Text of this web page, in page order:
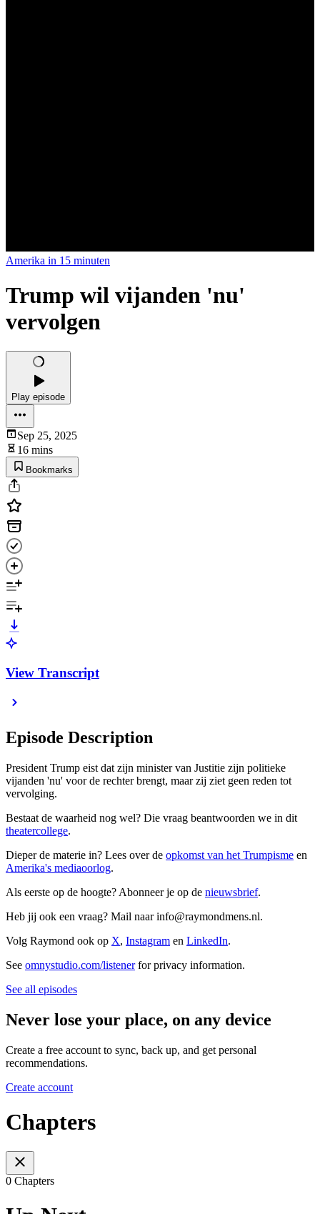
Amerika in 15 minuten
Trump wil vijanden 'nu'
vervolgen
Play episode
Sep 25, 2025
16 mins
Bookmarks
View Transcript
Episode Description
President Trump eist dat zijn minister van Justitie zijn politieke
vijanden 'nu' voor de rechter brengt, maar zij ziet geen reden tot
vervolging.
Bestaat de waarheid nog wel? Die vraag beantwoorden we in dit
⁠⁠⁠⁠⁠⁠⁠⁠⁠⁠⁠⁠⁠⁠⁠⁠⁠⁠⁠⁠⁠⁠⁠⁠⁠⁠⁠⁠⁠⁠⁠⁠⁠⁠⁠⁠⁠⁠⁠⁠⁠⁠⁠⁠⁠⁠⁠⁠⁠⁠⁠⁠⁠⁠⁠⁠⁠⁠⁠⁠⁠⁠⁠⁠⁠⁠⁠⁠⁠⁠⁠⁠⁠⁠⁠⁠⁠⁠⁠⁠⁠⁠⁠⁠⁠⁠⁠⁠⁠⁠⁠theatercollege⁠⁠⁠⁠⁠⁠⁠⁠⁠⁠⁠⁠⁠⁠⁠⁠⁠⁠⁠⁠⁠⁠⁠⁠⁠⁠⁠⁠⁠⁠⁠⁠⁠⁠⁠⁠⁠⁠⁠⁠⁠⁠⁠⁠⁠⁠⁠⁠⁠⁠⁠⁠⁠⁠⁠⁠⁠⁠⁠⁠⁠⁠⁠⁠⁠⁠⁠⁠⁠⁠⁠⁠⁠⁠⁠⁠⁠⁠⁠⁠⁠⁠⁠⁠⁠⁠⁠⁠⁠⁠⁠.
Dieper de materie in? Lees over de ⁠⁠⁠⁠⁠⁠⁠⁠⁠⁠⁠⁠⁠⁠⁠⁠⁠⁠⁠⁠⁠⁠⁠⁠⁠⁠⁠⁠⁠⁠⁠⁠⁠⁠⁠⁠⁠⁠⁠⁠⁠⁠⁠⁠⁠⁠⁠⁠⁠⁠⁠⁠⁠⁠⁠⁠⁠⁠⁠⁠⁠⁠⁠⁠⁠⁠⁠⁠⁠⁠⁠⁠⁠⁠⁠⁠⁠⁠⁠⁠⁠⁠⁠⁠⁠⁠⁠⁠⁠⁠⁠opkomst van het Trumpisme⁠⁠⁠⁠⁠⁠⁠⁠⁠⁠⁠⁠⁠⁠⁠⁠⁠⁠⁠⁠⁠⁠⁠⁠⁠⁠⁠⁠⁠⁠⁠⁠⁠⁠⁠⁠⁠⁠⁠⁠⁠⁠⁠⁠⁠⁠⁠⁠⁠⁠⁠⁠⁠⁠⁠⁠⁠⁠⁠⁠⁠⁠⁠⁠⁠⁠⁠⁠⁠⁠⁠⁠⁠⁠⁠⁠⁠⁠⁠⁠⁠⁠⁠⁠⁠⁠⁠⁠⁠⁠⁠ en
⁠⁠⁠⁠⁠⁠⁠⁠⁠⁠⁠⁠⁠⁠⁠⁠⁠⁠⁠⁠⁠⁠⁠⁠⁠⁠⁠⁠⁠⁠⁠⁠⁠⁠⁠⁠⁠⁠⁠⁠⁠⁠⁠⁠⁠⁠⁠⁠⁠⁠⁠⁠⁠⁠⁠⁠⁠⁠⁠⁠⁠⁠⁠⁠⁠⁠⁠⁠⁠⁠⁠⁠⁠⁠⁠⁠⁠⁠⁠⁠⁠⁠⁠⁠⁠⁠⁠⁠⁠⁠⁠Amerika's mediaoorlog⁠⁠⁠⁠⁠⁠⁠⁠⁠⁠⁠⁠⁠⁠⁠⁠⁠⁠⁠⁠⁠⁠⁠⁠⁠⁠⁠⁠⁠⁠⁠⁠⁠⁠⁠⁠⁠⁠⁠⁠⁠⁠⁠⁠⁠⁠⁠⁠⁠⁠⁠⁠⁠⁠⁠⁠⁠⁠⁠⁠⁠⁠⁠⁠⁠⁠⁠⁠⁠⁠⁠⁠⁠⁠⁠⁠⁠⁠⁠⁠⁠⁠⁠⁠⁠⁠⁠⁠⁠⁠⁠.
Als eerste op de hoogte? Abonneer je op de ⁠⁠⁠⁠⁠⁠⁠⁠⁠⁠⁠⁠⁠⁠⁠⁠⁠⁠⁠⁠⁠⁠⁠⁠⁠⁠⁠⁠⁠⁠⁠⁠⁠⁠⁠⁠⁠⁠⁠⁠⁠⁠⁠⁠⁠⁠⁠⁠⁠⁠⁠⁠⁠⁠⁠⁠⁠⁠⁠⁠⁠⁠⁠⁠⁠⁠⁠⁠⁠⁠⁠⁠⁠⁠⁠⁠⁠⁠⁠⁠⁠⁠⁠⁠⁠⁠⁠⁠⁠⁠⁠⁠nieuwsbrief⁠⁠⁠⁠⁠⁠⁠⁠⁠⁠⁠⁠⁠⁠⁠⁠⁠⁠⁠⁠⁠⁠⁠⁠⁠⁠⁠⁠⁠⁠⁠⁠⁠⁠⁠⁠⁠⁠⁠⁠⁠⁠⁠⁠⁠⁠⁠⁠⁠⁠⁠⁠⁠⁠⁠⁠⁠⁠⁠⁠⁠⁠⁠⁠⁠⁠⁠⁠⁠⁠⁠⁠⁠⁠⁠⁠⁠⁠⁠⁠⁠⁠⁠⁠⁠⁠⁠⁠⁠⁠⁠⁠.
Heb jij ook een vraag? Mail naar info@raymondmens.nl.
Volg Raymond ook op ⁠⁠⁠⁠⁠⁠⁠⁠⁠⁠⁠⁠⁠⁠⁠⁠⁠⁠⁠⁠⁠⁠⁠⁠⁠⁠⁠⁠⁠⁠⁠⁠⁠⁠⁠⁠⁠⁠⁠⁠⁠⁠⁠⁠⁠⁠⁠⁠⁠⁠⁠⁠⁠⁠⁠⁠⁠⁠⁠⁠⁠⁠⁠⁠⁠⁠⁠⁠⁠⁠⁠⁠⁠⁠⁠⁠⁠⁠⁠⁠⁠⁠⁠⁠⁠⁠⁠⁠⁠⁠⁠X⁠⁠⁠⁠⁠⁠⁠⁠⁠⁠⁠⁠⁠⁠⁠⁠⁠⁠⁠⁠⁠⁠⁠⁠⁠⁠⁠⁠⁠⁠⁠⁠⁠⁠⁠⁠⁠⁠⁠⁠⁠⁠⁠⁠⁠⁠⁠⁠⁠⁠⁠⁠⁠⁠⁠⁠⁠⁠⁠⁠⁠⁠⁠⁠⁠⁠⁠⁠⁠⁠⁠⁠⁠⁠⁠⁠⁠⁠⁠⁠⁠⁠⁠⁠⁠⁠⁠⁠⁠⁠⁠, ⁠⁠⁠⁠⁠⁠⁠⁠⁠⁠⁠⁠⁠⁠⁠⁠⁠⁠⁠⁠⁠⁠⁠⁠⁠⁠⁠⁠⁠⁠⁠⁠⁠⁠⁠⁠⁠⁠⁠⁠⁠⁠⁠⁠⁠⁠⁠⁠⁠⁠⁠⁠⁠⁠⁠⁠⁠⁠⁠⁠⁠⁠⁠⁠⁠⁠⁠⁠⁠⁠⁠⁠⁠⁠⁠⁠⁠⁠⁠ ⁠⁠⁠⁠⁠⁠⁠⁠⁠⁠⁠⁠Instagram⁠⁠⁠⁠⁠⁠⁠⁠⁠⁠⁠⁠⁠⁠⁠⁠⁠⁠⁠⁠⁠⁠⁠⁠⁠⁠⁠⁠⁠⁠⁠⁠⁠⁠⁠⁠⁠⁠⁠⁠⁠⁠⁠⁠⁠⁠⁠⁠⁠⁠⁠⁠⁠⁠⁠⁠⁠⁠⁠⁠⁠⁠⁠⁠⁠⁠⁠⁠⁠⁠⁠⁠⁠⁠⁠⁠⁠⁠⁠⁠⁠⁠⁠⁠⁠⁠⁠⁠⁠⁠⁠ en ⁠⁠⁠⁠⁠⁠⁠⁠⁠⁠⁠⁠⁠⁠⁠⁠⁠⁠⁠⁠⁠⁠⁠⁠⁠⁠⁠⁠⁠⁠⁠⁠⁠⁠⁠⁠⁠⁠⁠⁠⁠⁠⁠⁠⁠⁠⁠⁠⁠⁠⁠⁠⁠⁠⁠⁠⁠⁠⁠⁠⁠⁠⁠⁠⁠⁠⁠⁠⁠⁠⁠⁠⁠⁠⁠⁠⁠⁠⁠⁠⁠⁠⁠⁠⁠⁠⁠⁠⁠⁠⁠LinkedIn⁠⁠⁠⁠⁠⁠⁠⁠⁠⁠⁠⁠⁠⁠⁠⁠⁠⁠⁠⁠⁠⁠⁠⁠⁠⁠⁠⁠⁠⁠⁠⁠⁠⁠⁠⁠⁠⁠⁠⁠⁠⁠⁠⁠⁠⁠⁠⁠⁠⁠⁠⁠⁠⁠⁠⁠⁠⁠⁠⁠⁠⁠⁠⁠⁠⁠⁠⁠⁠⁠⁠⁠⁠⁠⁠⁠⁠⁠⁠⁠⁠⁠⁠⁠⁠⁠⁠⁠⁠⁠⁠.
See omnystudio.com/listenerfor privacy information.
See all episodes
Never lose your place, on any device
Create a free account to sync, back up, and get personal
recommendations.
Create account
Chapters
0 Chapters